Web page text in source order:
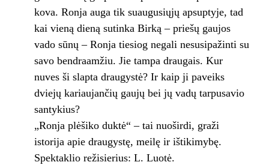
kova. Ronja auga tik suaugusiųjų apsuptyje, tad
kai vieną dieną sutinka Birką – priešų gaujos
vado sūnų – Ronja tiesiog negali nesusipažinti su
savo bendraamžiu. Jie tampa draugais. Kur
nuves ši slapta draugystė? Ir kaip ji paveiks
dviejų kariaujančių gaujų bei jų vadų tarpusavio
santykius?
„Ronja plėšiko duktė“ – tai nuoširdi, graži
istorija apie draugystę, meilę ir ištikimybę.
Spektaklio režisierius: L. Luotė.